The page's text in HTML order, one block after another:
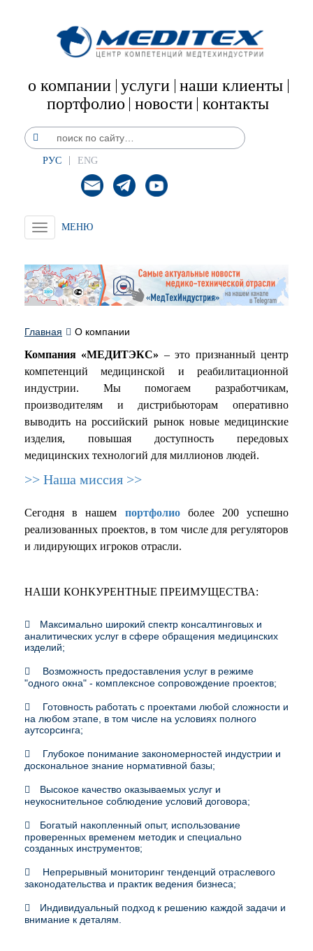
о компании услуги наши клиенты
портфолио новости контакты
РУС ENG
Toggle
navigation
Главная О компании
Компания «МЕДИТЭКС» – это признанный центр
компетенций медицинской и реабилитационной
индустрии. Мы помогаем разработчикам,
производителям и дистрибьюторам оперативно
выводить на российский рынок новые медицинские
изделия, повышая доступность передовых
медицинских технологий для миллионов людей.
>> Наша миссия >>
Сегодня в нашем портфолиоболее 200 успешно
реализованных проектов, в том числе для регуляторов
и лидирующих игроков отрасли.
НАШИ КОНКУРЕНТНЫЕ ПРЕИМУЩЕСТВА:
Максимально широкий спектр консалтинговых и
аналитических услуг в сфере обращения медицинских
изделий;
Возможность предоставления услуг в режиме
"одного окна" - комплексное сопровождение проектов;
Готовность работать с проектами любой сложности и
на любом этапе, в том числе на условиях полного
аутсорсинга;
Глубокое понимание закономерностей индустрии и
доскональное знание нормативной базы;
Высокое качество оказываемых услуг и
неукоснительное соблюдение условий договора;
Богатый накопленный опыт, использование
проверенных временем методик и специально
созданных инструментов;
Непрерывный мониторинг тенденций отраслевого
законодательства и практик ведения бизнеса;
Индивидуальный подход к решению каждой задачи и
внимание к деталям.